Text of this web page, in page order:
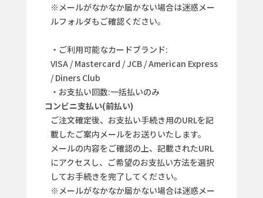
※メールがなかなか届かない場合は迷惑メー
ルフォルダもご確認ください。
・ご利用可能なカードブランド:
VISA / Mastercard / JCB / American Express
/ Diners Club
・お支払い回数:一括払いのみ
コンビニ支払い(前払い)
ご注文確定後、お支払い手続き用のURLを記
載したご案内メールをお送りいたします。
メールの内容をご確認の上、記載されたURL
にアクセスし、ご希望のお支払い方法を選択
してお手続きを完了してください。
※メールがなかなか届かない場合は迷惑メー